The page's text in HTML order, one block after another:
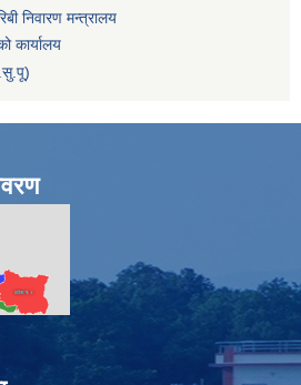
निवारण मन्त्रालय
कार्यालय